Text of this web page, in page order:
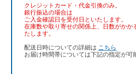
クレジットカード・代金引換のみ。
銀行振込の場合は
ご入金確認日を受付日といたします。
在庫数や取り寄せの関係上、日数がかか
たします。
配送日時についての詳細は こちら
お届け時間帯については下記の指定が可